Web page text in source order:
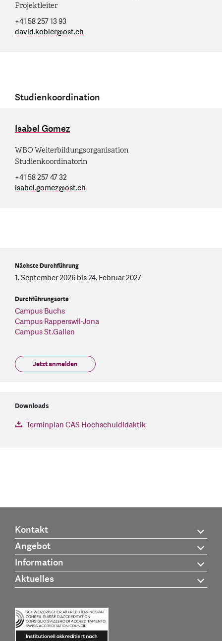
Projektleiter
+41 58 257 13 93
david.kobler@ost.ch
Studienkoordination
Isabel Gomez
WBO Weiterbildungsorganisation
Studienkoordinatorin
+41 58 257 47 32
isabel.gomez@ost.ch
Nächste Durchführung
1. September 2026 bis 24. Februar 2027
Durchführungsorte
Campus Buchs
Campus Rapperswil-Jona
Campus St.Gallen
Jetzt anmelden
Downloads
Terminplan CAS Hochschuldidaktik
Kontakt
Angebot
Information
Aktuelles